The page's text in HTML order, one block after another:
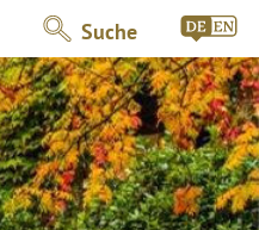
Suche